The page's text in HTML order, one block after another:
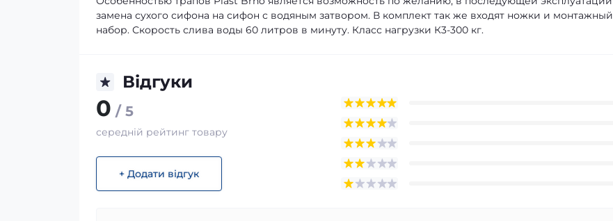
замена сухого сифона на сифон с водяным затвором. В комплект так же входят ножки и монтажный
набор. Скорость слива воды 60 литров в минуту. Класс нагрузки К3-300 кг.
Відгуки
0 / 5
середній рейтинг товару
+ Додати відгук